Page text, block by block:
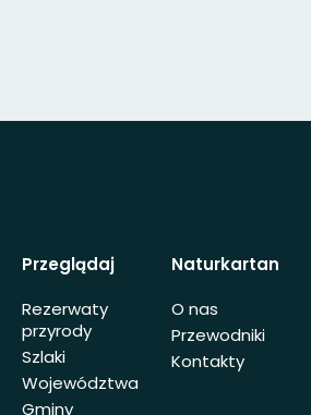
Przeglądaj
Rezerwaty
przyrody
Szlaki
Województwa
Gminy
Naturkartan
O nas
Przewodniki
Kontakty